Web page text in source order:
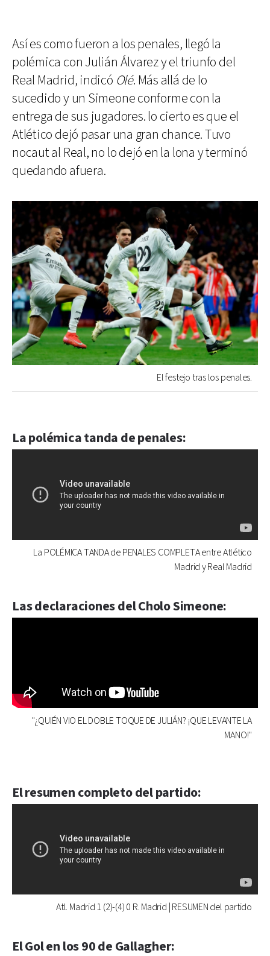
Así es como fueron a los penales, llegó la
polémica con Julián Álvarez y el triunfo del
Real Madrid, indicó Olé. Más allá de lo
sucedido y un Simeone conforme con la
entrega de sus jugadores. lo cierto es que el
Atlético dejó pasar una gran chance. Tuvo
nocaut al Real, no lo dejó en la lona y terminó
quedando afuera.
El festejo tras los penales.
La polémica tanda de penales:
La POLÉMICA TANDA de PENALES COMPLETA entre Atlético
Madrid y Real Madrid
Las declaraciones del Cholo Simeone:
"¿QUIÉN VIO EL DOBLE TOQUE DE JULIÁN? ¡QUE LEVANTE LA
MANO!"
El resumen completo del partido:
Atl. Madrid 1 (2)-(4) 0 R. Madrid | RESUMEN del partido
El Gol en los 90 de Gallagher: